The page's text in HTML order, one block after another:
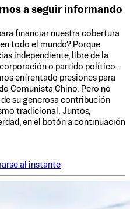
a seguir informando
financiar nuestra cobertura
todo el mundo? Porque
independiente, libre de la
o partido político.
enfrentado presiones para
Comunista Chino. Pero no
su generosa contribución
tradicional. Juntos,
en el botón a continuación
al instante